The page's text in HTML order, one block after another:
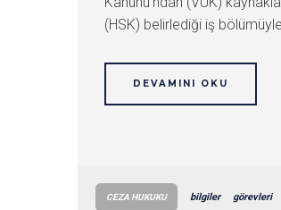
(HSK) belirlediği iş
DEVAMINI OKU
CEZA HUKUKU bilgiler görevleri